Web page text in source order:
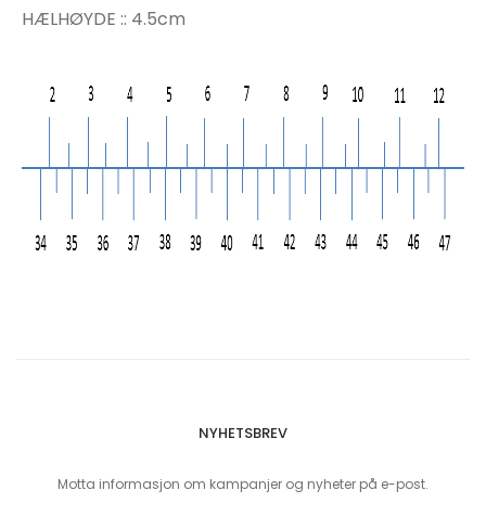
HÆLHØYDE :: 4.5cm
NYHETSBREV
Motta informasjon om kampanjer og nyheter på e-post.